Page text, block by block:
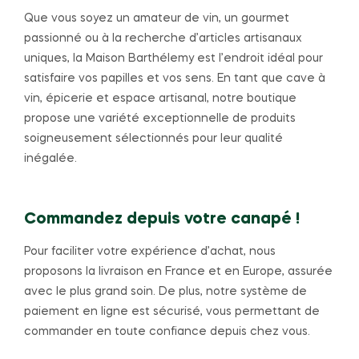
Que vous soyez un amateur de vin, un gourmet
passionné ou à la recherche d’articles artisanaux
uniques, la Maison Barthélemy est l’endroit idéal pour
satisfaire vos papilles et vos sens. En tant que cave à
vin, épicerie et espace artisanal, notre boutique
propose une variété exceptionnelle de produits
soigneusement sélectionnés pour leur qualité
inégalée.
Commandez depuis votre canapé !
Pour faciliter votre expérience d’achat, nous
proposons la livraison en France et en Europe, assurée
avec le plus grand soin. De plus, notre système de
paiement en ligne est sécurisé, vous permettant de
commander en toute confiance depuis chez vous.